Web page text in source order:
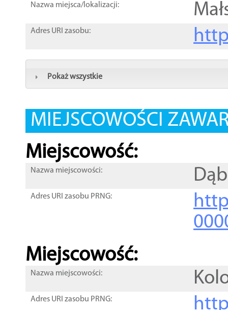
Nazwa miejsca/lokalizacji:
Adres URI zasobu:
Pokaż wszystkie
MIEJSCOWOŚCI
Miejscowość:
Nazwa miejscowości:
Adres URI zasobu PRNG:
Miejscowość:
Nazwa miejscowości:
Adres URI zasobu PRNG: